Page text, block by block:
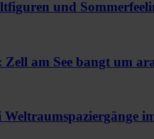
und
am See bangt um